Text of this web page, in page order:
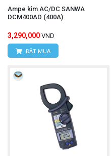
Ampe kìm AC/DC SANWA
DCM400AD (400A)
3,290,000 VND
ĐẶT MUA